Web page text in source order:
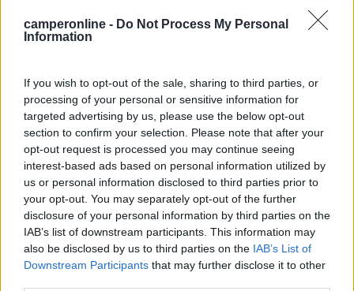
camperonline - Do Not Process My Personal
Information
If you wish to opt-out of the sale, sharing to third parties, or
processing of your personal or sensitive information for
targeted advertising by us, please use the below opt-out
section to confirm your selection. Please note that after your
opt-out request is processed you may continue seeing
interest-based ads based on personal information utilized by
us or personal information disclosed to third parties prior to
your opt-out. You may separately opt-out of the further
disclosure of your personal information by third parties on the
IAB’s list of downstream participants. This information may
also be disclosed by us to third parties on the IAB’s List of
Downstream Participants that may further disclose it to other
mia ( scambio di polarità nel connettere la batteria servizi
) ha smesso di erogare corrente a tutti gli apparati
LT 500 prodotto dalla stessa azienda.
Ho letto sul forum di Camperonline che il membro del forum
"Clint" ha avuto problemi di riparazione di una centralina di
questo produttore e che all'epoca aveva individuato un
riparatore di Torino al quale si era rivolto con soddisfazione
nel risultato ed anche nei costi.
Sono pertanto a chiedere a tutti coloro che ne fossero a
conoscenza la cortesia di fornirmi gli elementi per
contattare il citato riparatore a cui vorrei rivolgermi per
procedere all'intervento di riparazione.
Con la speranza che qualcuno possa aiutarmi, ringrazio in
ogni caso per la gentile attenzione. Un saluto da macflo